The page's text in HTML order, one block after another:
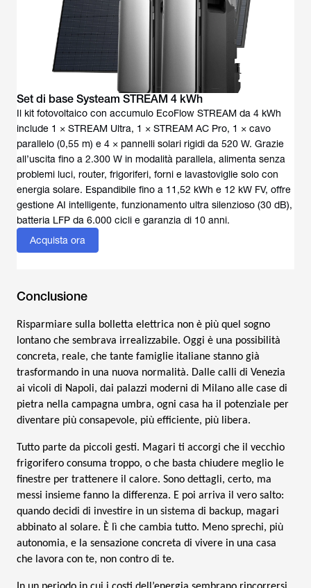
Set di base Systeam STREAM 4 kWh
Il kit fotovoltaico con accumulo EcoFlow STREAM da 4 kWh
include 1 × STREAM Ultra, 1 × STREAM AC Pro, 1 × cavo
parallelo (0,55 m) e 4 × pannelli solari rigidi da 520 W. Grazie
all’uscita fino a 2.300 W in modalità parallela, alimenta senza
problemi luci, router, frigoriferi, forni e lavastoviglie solo con
energia solare. Espandibile fino a 11,52 kWh e 12 kW FV, offre
gestione AI intelligente, funzionamento ultra silenzioso (30 dB),
Acquista ora
Conclusione
Risparmiare sulla bolletta elettrica non è più quel sogno
lontano che sembrava irrealizzabile. Oggi è una possibilità
concreta, reale, che tante famiglie italiane stanno già
trasformando in una nuova normalità. Dalle calli di Venezia
ai vicoli di Napoli, dai palazzi moderni di Milano alle case di
pietra nella campagna umbra, ogni casa ha il potenziale per
diventare più consapevole, più efficiente, più libera.
Tutto parte da piccoli gesti. Magari ti accorgi che il vecchio
frigorifero consuma troppo, o che basta chiudere meglio le
finestre per trattenere il calore. Sono dettagli, certo, ma
messi insieme fanno la differenza. E poi arriva il vero salto:
quando decidi di investire in un sistema di backup, magari
abbinato al solare. È lì che cambia tutto. Meno sprechi, più
autonomia, e la sensazione concreta di vivere in una casa
che lavora con te, non contro di te.